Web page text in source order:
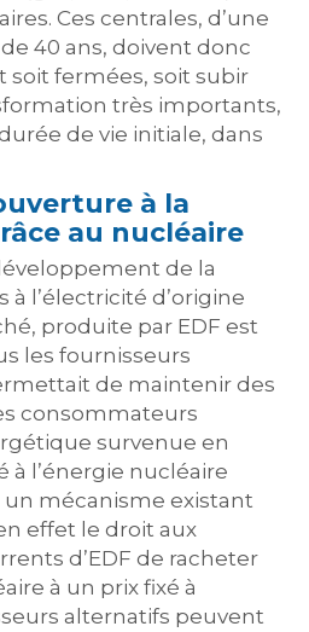
Ces centrales, d’une
40 ans, doivent donc
fermées, soit subir
très importants,
de vie initiale, dans
à la
au nucléaire
de la
à l’électricité d’origine
produite par EDF est
les fournisseurs
de maintenir des
consommateurs
survenue en
à l’énergie nucléaire
un mécanisme existant
effet le droit aux
d’EDF de racheter
à un prix fixé à
alternatifs peuvent